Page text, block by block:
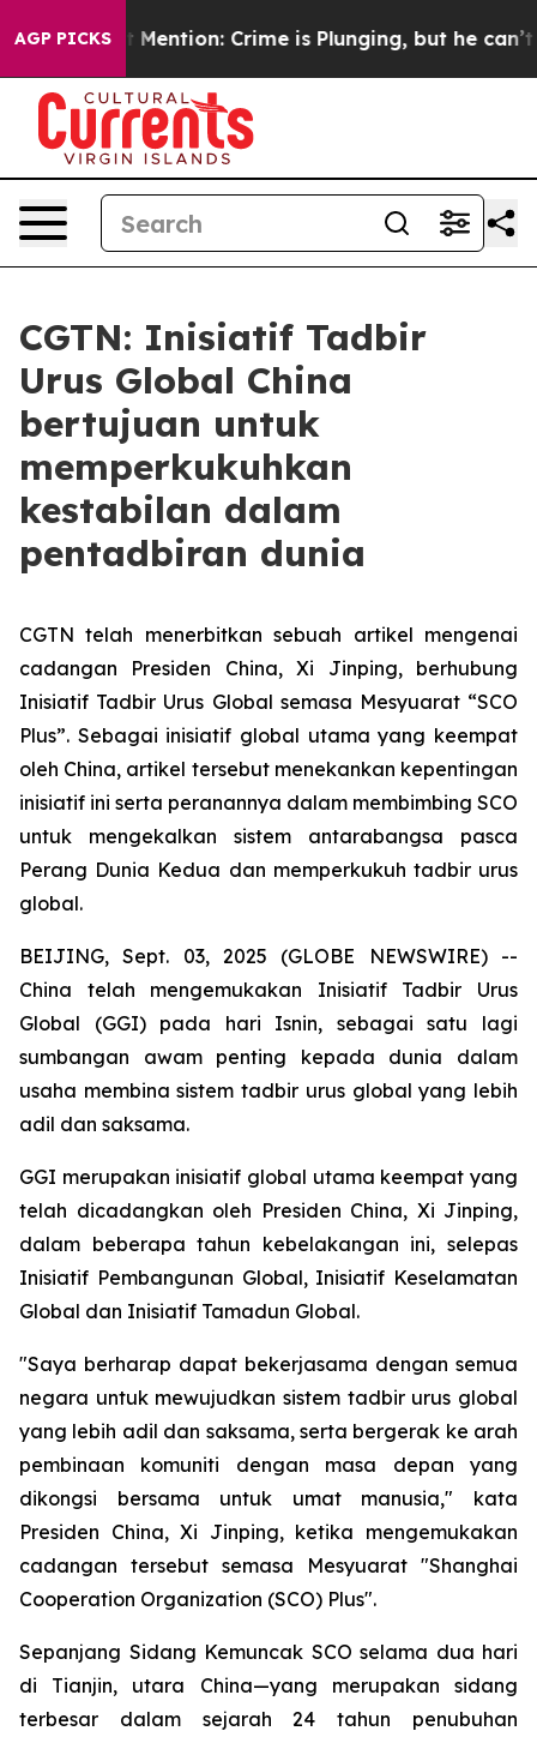
AGP PICKS
Won’t Mention: Crime is Plunging, but he can’t
CGTN: Inisiatif Tadbir
Urus Global China
bertujuan untuk
memperkukuhkan
kestabilan dalam
pentadbiran dunia
CGTN telah menerbitkan sebuah artikel mengenai
cadangan Presiden China, Xi Jinping, berhubung
Inisiatif Tadbir Urus Global semasa Mesyuarat “SCO
Plus”. Sebagai inisiatif global utama yang keempat
oleh China, artikel tersebut menekankan kepentingan
inisiatif ini serta peranannya dalam membimbing SCO
untuk mengekalkan sistem antarabangsa pasca
Perang Dunia Kedua dan memperkukuh tadbir urus
global.
BEIJING, Sept. 03, 2025 (GLOBE NEWSWIRE) --
China telah mengemukakan Inisiatif Tadbir Urus
Global (GGI) pada hari Isnin, sebagai satu lagi
sumbangan awam penting kepada dunia dalam
usaha membina sistem tadbir urus global yang lebih
adil dan saksama.
GGI merupakan inisiatif global utama keempat yang
telah dicadangkan oleh Presiden China, Xi Jinping,
dalam beberapa tahun kebelakangan ini, selepas
Inisiatif Pembangunan Global, Inisiatif Keselamatan
Global dan Inisiatif Tamadun Global.
"Saya berharap dapat bekerjasama dengan semua
negara untuk mewujudkan sistem tadbir urus global
yang lebih adil dan saksama, serta bergerak ke arah
pembinaan komuniti dengan masa depan yang
dikongsi bersama untuk umat manusia," kata
Presiden China, Xi Jinping, ketika mengemukakan
cadangan tersebut semasa Mesyuarat "Shanghai
Cooperation Organization (SCO) Plus".
Sepanjang Sidang Kemuncak SCO selama dua hari
di Tianjin, utara China—yang merupakan sidang
terbesar dalam sejarah 24 tahun penubuhan